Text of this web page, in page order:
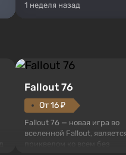
1 неделя назад
Fallout 76
От 16 ₽
Fallout 76 — новая игра во
вселенной Fallout,
приквелом ко всем без